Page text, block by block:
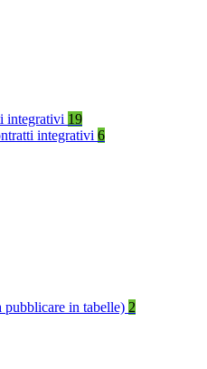
integrativi 19
integrativi 6
in tabelle) 2